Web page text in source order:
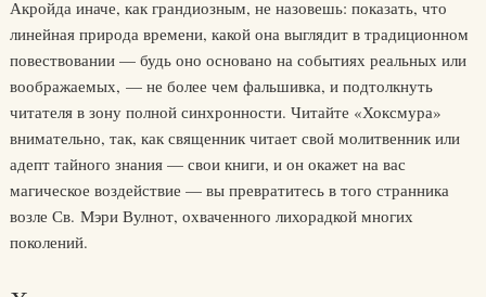
Акройда иначе, как грандиозным, не назовешь: показать, что
линейная природа времени, какой она выглядит в традиционном
повествовании — будь оно основано на событиях реальных или
воображаемых, — не более чем фальшивка, и подтолкнуть
читателя в зону полной синхронности. Читайте «Хоксмура»
внимательно, так, как священник читает свой молитвенник или
адепт тайного знания — свои книги, и он окажет на вас
магическое воздействие — вы превратитесь в того странника
возле Св. Мэри Вулнот, охваченного лихорадкой многих
поколений.